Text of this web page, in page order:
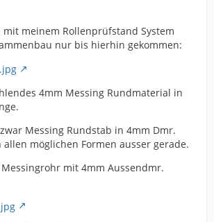
meinem Rollenprüfstand System
nur bis hierhin gekommen:
4mm Messing Rundmaterial in
Messing Rundstab in 4mm Dmr.
möglichen Formen ausser gerade.
mit 4mm Aussendmr.